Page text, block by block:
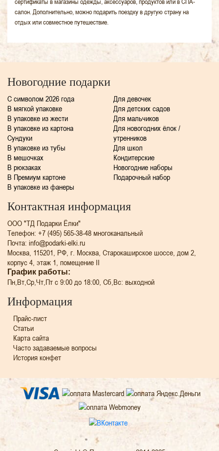
салон. Дополнительно, можно подарить поездку в другую страну на
отдых или совместное путешествие.
Новогодние подарки
C символом 2026 года
В мягкой упаковке
В упаковке из жести
В упаковке из картона
Сундуки
В упаковке из тубы
В мешочках
В рюкзаках
В Премиум картоне
В упаковке из фанеры
Для девочек
Для детских садов
Для мальчиков
Для новогодних ёлок /
утренников
Для школ
Кондитерские
Новогодние наборы
Подарочный набор
Контактная информация
ООО "ТД Подарки Ёлки"
Телефон: +7 (495) 565-38-48 многоканальный
Почта: info@podarki-elki.ru
Москва, 115201, РФ, г. Москва, Старокаширское шоссе, дом 2,
корпус 4, этаж 1, помещение II
График работы:
Пн,Вт,Ср,Чт,Пт с 9:00 до 18:00, Сб,Вс: выходной
Информация
Прайс-лист
Статьи
Карта сайта
Часто задаваемые вопросы
История конфет